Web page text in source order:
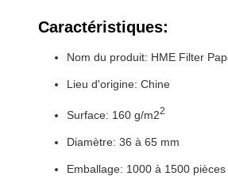
Caractéristiques:
Nom du produit: HME Filter
Lieu d'origine: Chine
Surface: 160 g/m22
Diamètre: 36 à 65 mm
Emballage: 1000 à 1500